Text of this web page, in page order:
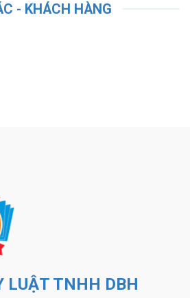
- KHÁCH HÀNG
LUẬT TNHH DBH